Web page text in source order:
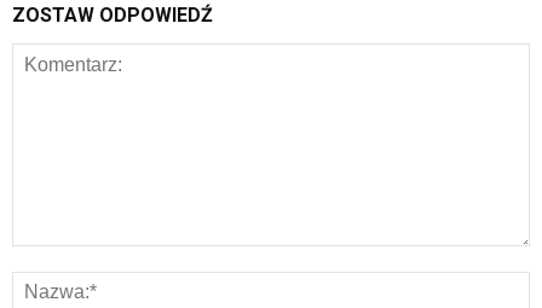
ZOSTAW ODPOWIEDŹ